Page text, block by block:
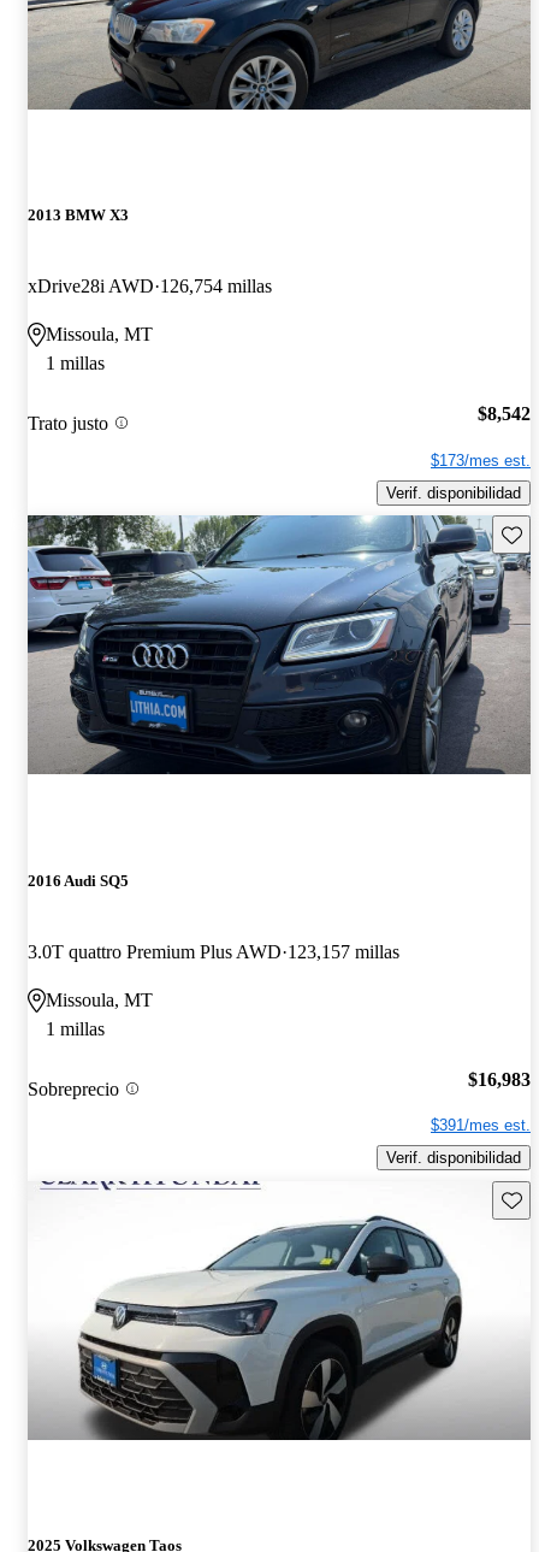
2013 BMW X3
xDrive28i AWD 126,754 millas
Missoula, MT
1 millas
Trato justo $8,542
$173/mes est.
Verif. disponibilidad
2016 Audi SQ5
3.0T quattro Premium Plus AWD 123,157 millas
Missoula, MT
1 millas
Sobreprecio $16,983
$391/mes est.
Verif. disponibilidad
2025 Volkswagen Taos